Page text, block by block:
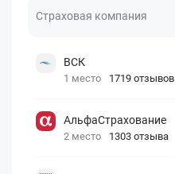
Страховая компания
ВСК
1 место 1719 отзывов
АльфаСтрахование
2 место 1303 отзыва